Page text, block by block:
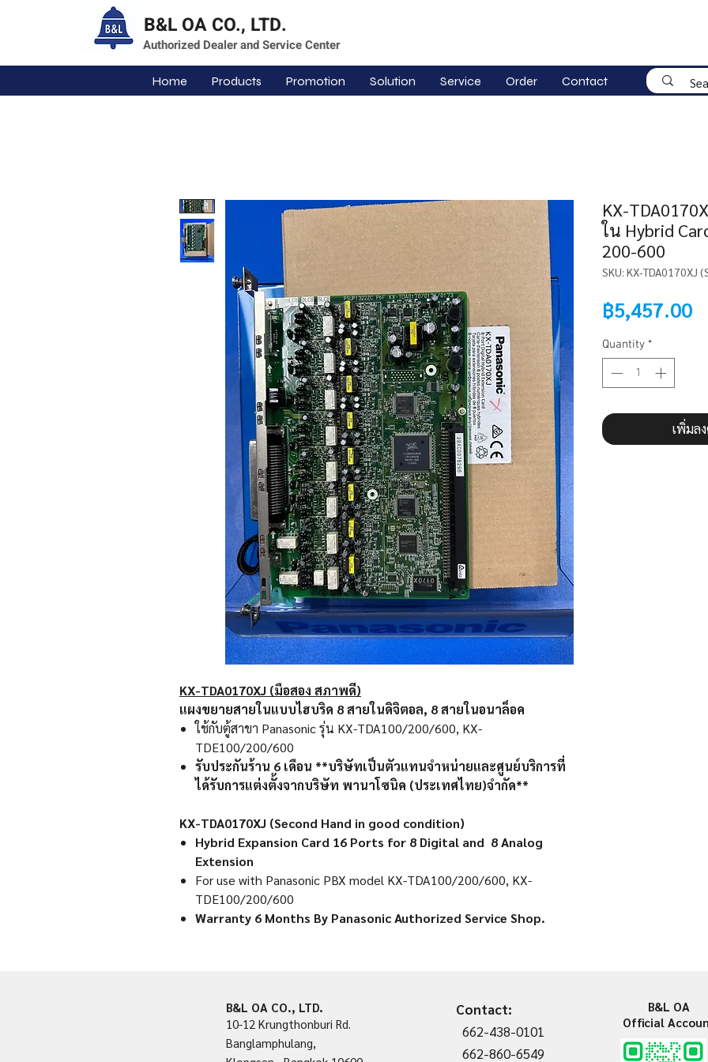
B&L OA CO., LTD.
Authorized Dealer and Service Center
Home Products Promotion Solution Service Order Contact
KX-TDA0170XJ (มือสอง สภาพดี)
แผงขยายสายในแบบไฮบริด 8 สายในดิจิตอล, 8 สายในอนาล็อค
ใช้กับตู้สาขา Panasonic รุ่น KX-TDA100/200/600, KX-
TDE100/200/600
รับประกันร้าน 6 เดือน **บริษัทเป็นตัวแทนจำหน่ายและศูนย์บริการที่
ได้รับการแต่งตั้งจากบริษัท พานาโซนิค (ประเทศไทย)จำกัด**
KX-TDA0170XJ (Second Hand in good condition)
Hybrid Expansion Card 16 Ports for 8 Digital and 8 Analog
Extension
For use with Panasonic PBX model KX-TDA100/200/600, KX-
TDE100/200/600
Warranty 6 Months By Panasonic Authorized Service Shop.
KX-
ใน Hybrid
200-600
SKU: KX-TDA0170XJ
฿5,457.00
Quantity *
เพิ่มล
B&L OA CO., LTD.
10-12 Krungthonburi Rd.
Banglamphulang,
Contact:
662-438-0101
662-860-6549
B&L OA
Official